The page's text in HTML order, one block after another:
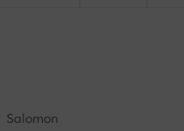
Merrell
Salomon